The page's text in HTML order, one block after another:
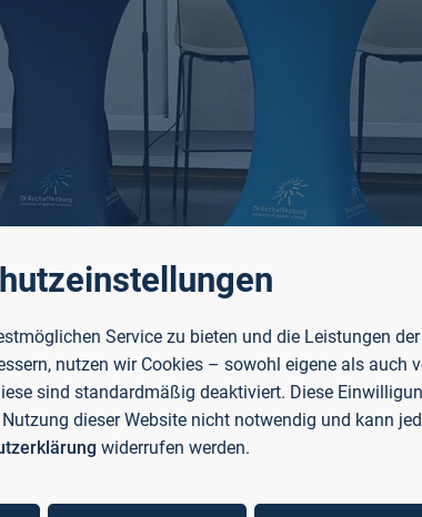
Aschaffenburg, undGeorg Fath, Vorsitzender
mit Grußworten an die
ein Impulsreferat, das die Grundlage für die
Service zu bieten und die Leistungen der
nutzen wir Cookies – sowohl eigene als auch
sind standardmäßig deaktiviert. Diese
dieser Website nicht notwendig und kann
widerrufen werden.